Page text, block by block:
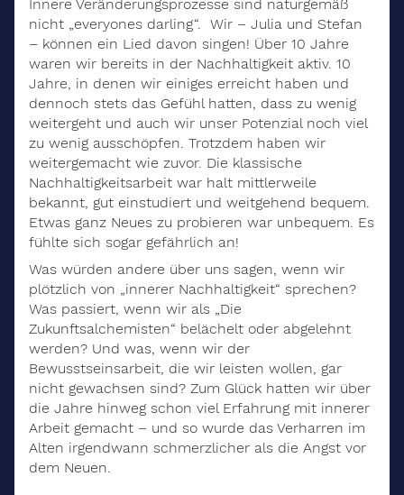
Innere Veränderungsprozesse sind naturgemäß
nicht „everyones darling“. Wir – Julia und Stefan
– können ein Lied davon singen! Über 10 Jahre
waren wir bereits in der Nachhaltigkeit aktiv. 10
Jahre, in denen wir einiges erreicht haben und
dennoch stets das Gefühl hatten, dass zu wenig
weitergeht und auch wir unser Potenzial noch viel
zu wenig ausschöpfen. Trotzdem haben wir
weitergemacht wie zuvor. Die klassische
Nachhaltigkeitsarbeit war halt mittlerweile
bekannt, gut einstudiert und weitgehend bequem.
Etwas ganz Neues zu probieren war unbequem. Es
fühlte sich sogar gefährlich an!
Was würden andere über uns sagen, wenn wir
plötzlich von „innerer Nachhaltigkeit“ sprechen?
Was passiert, wenn wir als „Die
Zukunftsalchemisten“ belächelt oder abgelehnt
werden? Und was, wenn wir der
Bewusstseinsarbeit, die wir leisten wollen, gar
nicht gewachsen sind? Zum Glück hatten wir über
die Jahre hinweg schon viel Erfahrung mit innerer
Arbeit gemacht – und so wurde das Verharren im
Alten irgendwann schmerzlicher als die Angst vor
dem Neuen.